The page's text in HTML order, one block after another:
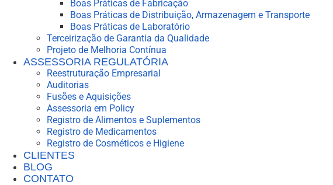
Boas Práticas de Fabricação
Boas Práticas de Distribuição, Armazenagem e Transporte
Boas Práticas de Laboratório
Terceirização de Garantia da Qualidade
Projeto de Melhoria Contínua
ASSESSORIA REGULATÓRIA
Reestruturação Empresarial
Auditorias
Fusões e Aquisições
Assessoria em Policy
Registro de Alimentos e Suplementos
Registro de Medicamentos
Registro de Cosméticos e Higiene
CLIENTES
BLOG
CONTATO